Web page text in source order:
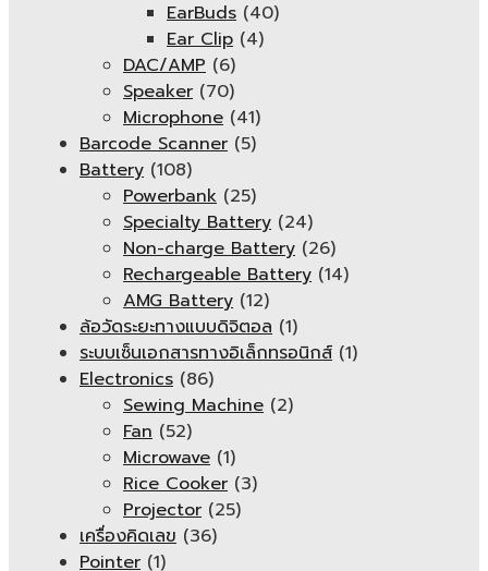
EarBuds (40)
Ear Clip (4)
DAC/AMP (6)
Speaker (70)
Microphone (41)
Barcode Scanner (5)
Battery (108)
Powerbank (25)
Specialty Battery (24)
Non-charge Battery (26)
Rechargeable Battery (14)
AMG Battery (12)
ล้อวัดระยะทางแบบดิจิตอล (1)
ระบบเซ็นเอกสารทางอิเล็กทรอนิกส์ (1)
Electronics (86)
Sewing Machine (2)
Fan (52)
Microwave (1)
Rice Cooker (3)
Projector (25)
เครื่องคิดเลข (36)
Pointer (1)